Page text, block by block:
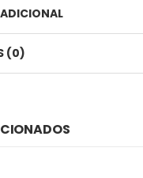
(0)